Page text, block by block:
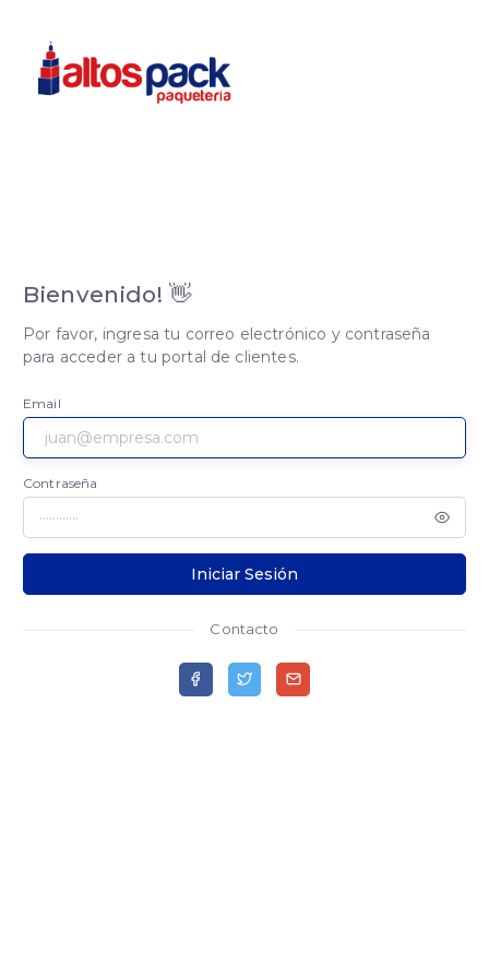
Bienvenido! 👋
Por favor, ingresa tu correo electrónico y contraseña
para acceder a tu portal de clientes.
Email
Contraseña
Iniciar Sesión
Contacto